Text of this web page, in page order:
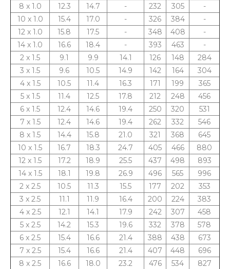
8 x 1.0
12.3 14.7 - 232 305
-
10 x 1.0
15.4 17.0 - 326 384
-
12 x 1.0
15.8 17.5 - 348 408
-
14 x 1.0
16.6 18.4 - 393 463
-
2 x 1.5
9.1 9.9 14.1 126 148
284
3 x 1.5
9.6 10.5 14.9 142 164
304
4 x 1.5
10.5 11.4 16.3 171 199
365
5 x 1.5
11.4 12.5 17.8 212 248
456
6 x 1.5
12.4 14.6 19.4 250 320
531
7 x 1.5
12.4 14.6 19.4 262 332
546
8 x 1.5
14.4 15.8 21.0 321 368
645
10 x 1.5
16.7 18.3 24.7 405 466
880
12 x 1.5
17.2 18.9 25.5 437 498
893
14 x 1.5
18.1 19.8 26.9 496 565
996
2 x 2.5
10.5 11.3 15.5 177 202
353
3 x 2.5
11.1 11.9 16.4 200 224
383
4 x 2.5
12.1 14.1 17.9 242 307
458
5 x 2.5
14.2 15.3 19.6 332 378
578
6 x 2.5
15.4 16.6 21.4 388 438
673
7 x 2.5
15.4 16.6 21.4 407 448
696
8 x 2.5
16.6 18.0 23.2 476 534
827